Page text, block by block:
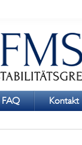
FAQ Kontakt